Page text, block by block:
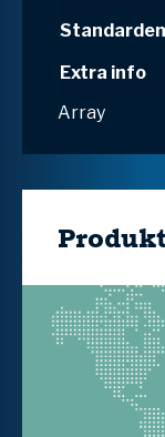
Extra info
Array